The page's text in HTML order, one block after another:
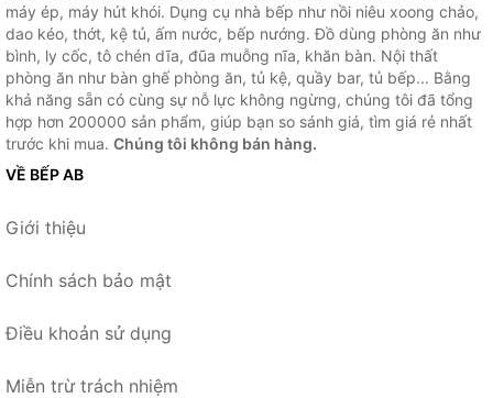
máy ép, máy hút khói. Dụng cụ nhà bếp như nồi niêu xoong chảo,
dao kéo, thớt, kệ tủ, ấm nước, bếp nướng. Đồ dùng phòng ăn như
bình, ly cốc, tô chén dĩa, đũa muỗng nĩa, khăn bàn. Nội thất
phòng ăn như bàn ghế phòng ăn, tủ kệ, quầy bar, tủ bếp... Bằng
khả năng sẵn có cùng sự nỗ lực không ngừng, chúng tôi đã tổng
hợp hơn 200000 sản phẩm, giúp bạn so sánh giá, tìm giá rẻ nhất
trước khi mua. Chúng tôi không bán hàng.
VỀ BẾP AB
Giới thiệu
Chính sách bảo mật
Điều khoản sử dụng
Miễn trừ trách nhiệm